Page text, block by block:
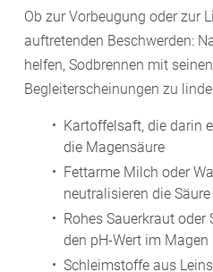
Ob zur Vorbeugung oder zur
auftretenden Beschwerden:
helfen, Sodbrennen mit
Begleiterscheinungen zu
Kartoffelsaft, die darin
die Magensäure
Fettarme Milch oder
neutralisieren die
Rohes Sauerkraut
den pH-Wert im Magen
Schleimstoffe aus